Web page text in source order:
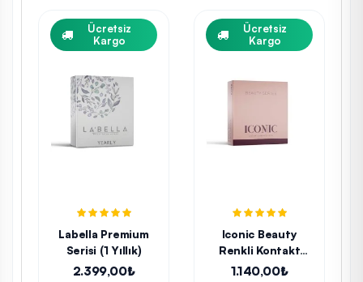
Ücretsiz
Kargo
Labella Premium
Serisi (1 Yıllık)
2.399,00₺
Ücretsiz
Kargo
Iconic Beauty
Renkli Kontakt
Lens
1.140,00₺